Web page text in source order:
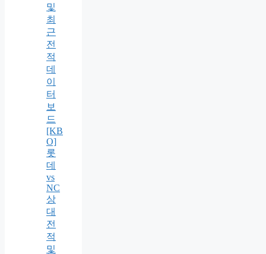
및
최
근
전
적
데
이
터
보
드
[KB
O]
롯
데
vs
NC
상
대
전
적
및